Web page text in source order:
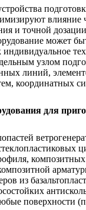
влияние
и точной дозации
может
индивидуальное
узлом
линий,
координатных
для
из
поверхности